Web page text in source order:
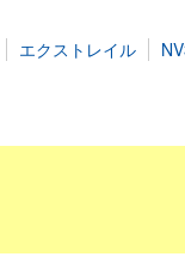
エクストレイル